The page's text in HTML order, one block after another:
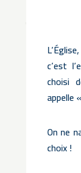
c’est
choisi
appelle
On ne
choix !